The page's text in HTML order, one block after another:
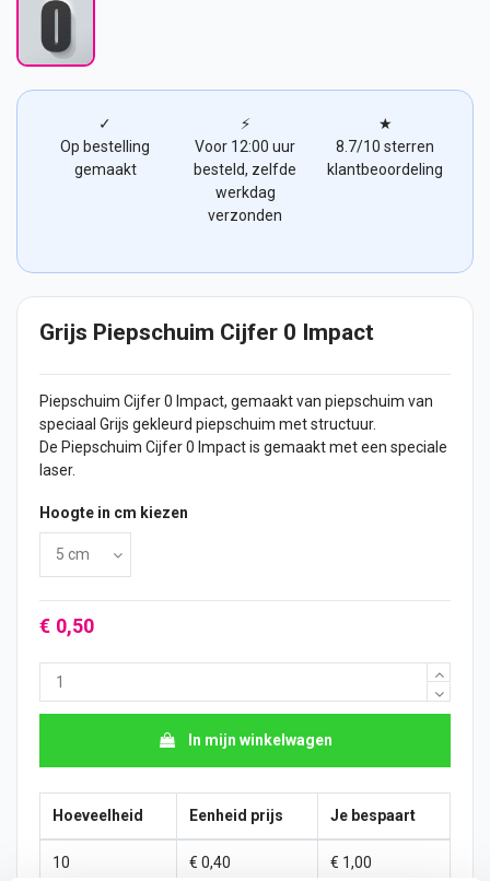
✓
Op bestelling
gemaakt
⚡
Voor 12:00 uur
besteld, zelfde
werkdag
verzonden
★
8.7/10 sterren
klantbeoordeling
Grijs Piepschuim Cijfer 0 Impact
Piepschuim Cijfer0 Impact, gemaakt van piepschuim van
speciaal Grijs gekleurd piepschuim met structuur.
De Piepschuim Cijfer 0 Impact is gemaakt met een speciale
laser.
Hoogte in cm kiezen
€ 0,50
In mijn winkelwagen
Hoeveelheid Eenheid prijs Je bespaart
10 € 0,40 € 1,00